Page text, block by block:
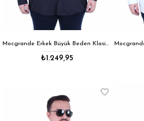
Mocgrande Erkek Büyük Beden Klasik Cepsiz Armürlü Gömlek 11361 SIYAH
₺1.249,95